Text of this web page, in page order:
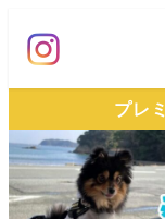
ン
ン
テ
ン
プレ